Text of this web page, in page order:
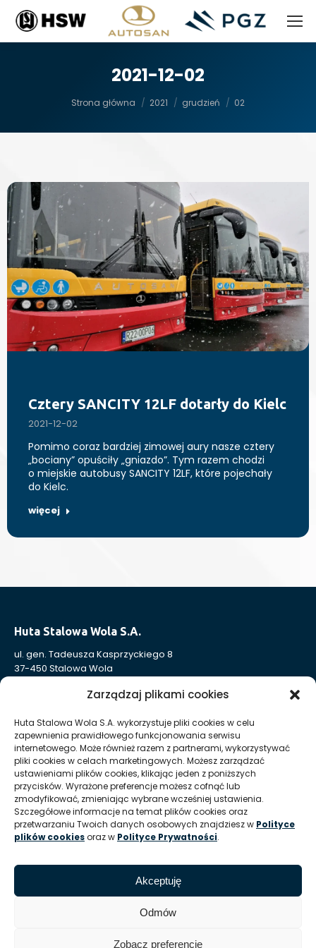
Zarządzaj plikami cookies
Huta Stalowa Wola S.A. wykorzystuje pliki cookies w celu
zapewnienia prawidłowego funkcjonowania serwisu
internetowego. Może również razem z partnerami, wykorzystywać
pliki cookies w celach marketingowych. Możesz zarządzać
ustawieniami plików cookies, klikając jeden z poniższych
przycisków. Wyrażone preferencje możesz cofnąć lub
zmodyfikować, zmieniając wybrane wcześniej ustawienia.
Szczegółowe informacje na temat plików cookies oraz
przetwarzaniu Twoich danych osobowych znajdziesz w Polityce
plików cookiesoraz w Polityce Prywatności.
Akceptuję
Odmów
Zobacz preferencje
2021-12-02
Strona główna 2021 grudzień 02
Cztery SANCITY 12LF dotarły do Kielc
2021-12-02
Pomimo coraz bardziej zimowej aury nasze cztery
„bociany” opuściły „gniazdo”. Tym razem chodzi
o miejskie autobusy SANCITY 12LF, które pojechały
do Kielc.
więcej
Huta Stalowa Wola S.A.
ul. gen. Tadeusza Kasprzyckiego 8
37-450 Stalowa Wola
Nr KRS: 0000004324
REGON: 830005443
Sąd Rejonowy w Rzeszowie, XII Wydział Gospodarczy
Krajowego Rejestru Sądowego
Kapitał Zakładowy: 332 905 973,00 zł – opłacony w całości
Huta Stalowa Wola S.A. Oddział Autosan w Sanoku
ul. Lipińskiego 109
REGON Oddziału 830005443-00214
T: